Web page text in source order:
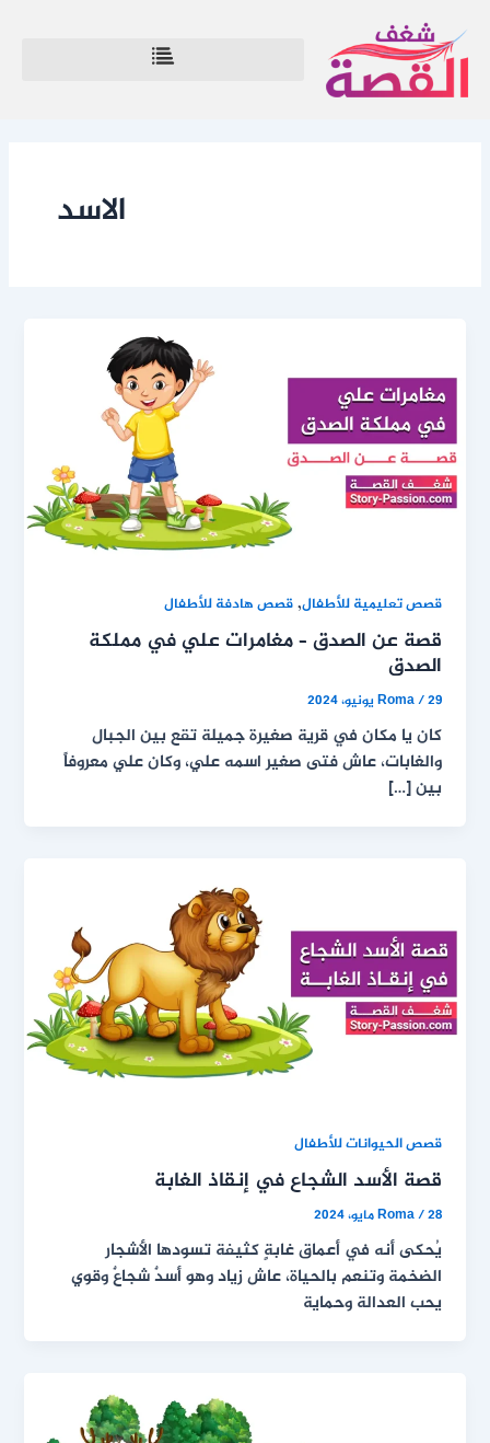
إلى
المحتوى
الاسد
قصص تعليمية للأطفال,قصص هادفة للأطفال
قصة عن الصدق – مغامرات علي في مملكة
الصدق
Roma/29 يونيو، 2024
كان يا مكان في قرية صغيرة جميلة تقع بين الجبال
والغابات، عاش فتى صغير اسمه علي، وكان علي معروفاً
بين […]
قصص الحيوانات للأطفال
قصة الأسد الشجاع في إنقاذ الغابة
Roma/28 مايو، 2024
يُحكى أنه في أعماق غابةٍ كثيفة تسودها الأشجار
الضخمة وتنعم بالحياة، عاش زياد وهو أسدٌ شجاعٌ وقوي
يحب العدالة وحماية